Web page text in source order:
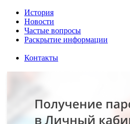
История
Новости
Частые вопросы
Раскрытие информации
Контакты